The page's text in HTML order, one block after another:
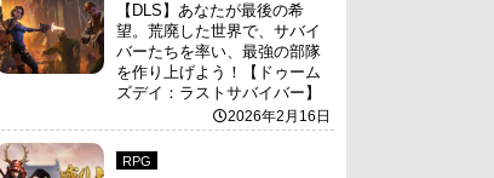
【DLS】あなたが最後の希
望。荒廃した世界で、サバイ
バーたちを率い、最強の部隊
を作り上げよう！【ドゥーム
ズデイ：ラストサバイバー】
2026年2月16日
RPG